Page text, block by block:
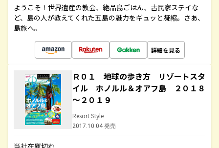
ようこそ！世界遺産の教会、絶品島ごはん、古民家ステイな
ど、島の人が教えてくれた五島の魅力をギュッと凝縮。さあ、
島旅へ。
詳細を見る
Ｒ０１ 地球の歩き方 リゾートスタ
イル ホノルル＆オアフ島 ２０１８
～２０１９
Resort Style
2017.10.04 発売
当社在庫切れ